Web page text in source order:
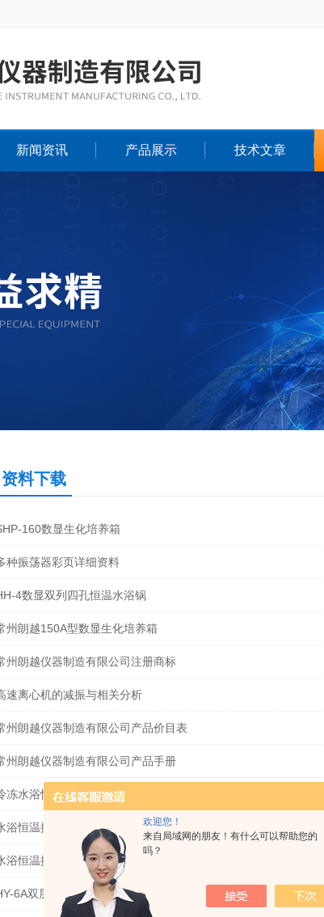
欢迎您！
来自局域网的朋友！有什么可以帮助您的
吗？
新闻资讯 产品展示 技术文章
资料下载
160数显生化培养箱
种振荡器彩页详细资料
4数显双列四孔恒温水浴锅
州朗越150A型数显生化培养箱
州朗越仪器制造有限公司注册商标
速离心机的减振与相关分析
州朗越仪器制造有限公司产品价目表
州朗越仪器制造有限公司产品手册
冻水浴恒温振荡器的描述及特点
浴恒温振荡器和气浴恒温振荡器的主要区别
浴恒温振荡器的详细介绍
6A双层数显回旋振荡器